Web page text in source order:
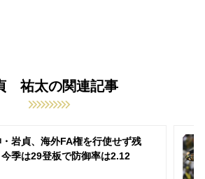
祐太の関連記事
・岩貞、海外FA権を行使せず残
季は29登板で防御率は2.12